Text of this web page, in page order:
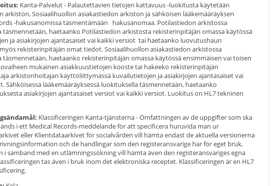
Kanta-Palvelut - Palautettavien tietojen kattavuus -luokitusta käytetään
arkiston, Sosiaalihuollon asiakastiedon arkiston ja sähköisen lääkemääräyksen
-hakusanomissa täsmentämään hakusanomaa. Potilastiedon arkistossa
täsmennetään, haetaanko Potilastiedon arkistosta rekisterinpitäjän omassa käytössä
ja asiakirjojen ajantasaiset vai kaikki versiot tai haetaanko luovutushaun
rekisterinpitäjän omat tiedot. Sosiaalihuollon asiakastiedon arkistossa
täsmennetään, haetaanko rekisterinpitäjän omassa käytössä ensimmäisen vai toisen
mukainen asiakkuustietojen kooste tai hakeeko rekisterinpitäjän
arkistonhoitajan käyttöliittymässä kuvailutietojen ja asiakirjojen ajantasaiset vai
Sähköisessä lääkemääräyksessä luokituksella täsmennetään, haetaanko
asiakirjojen ajantasaiset versiot vai kaikki versiot. Luokitus on HL7 tekninen
Klassificeringen Kanta-tjänsterna - Omfattningen av de uppgifter som ska
i ett Medical Records-meddelande för att specificera huruvida man ur
eller Klientdataarkivet för socialvården vill hämta endast de aktuella versionerna
och de handlingar som den registeransvarige har för eget bruk,
i samband med en utlämningssökning vill hämta även den registeransvariges egna
tas även i bruk inom det elektroniska receptet. Klassificeringen är en HL7